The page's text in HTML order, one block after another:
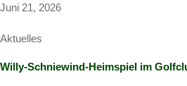
Juni 21, 2026
Aktuelles
Willy-Schniewind-Heimspiel im